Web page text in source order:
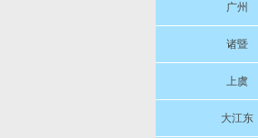
广州
诸暨
上虞
大江东